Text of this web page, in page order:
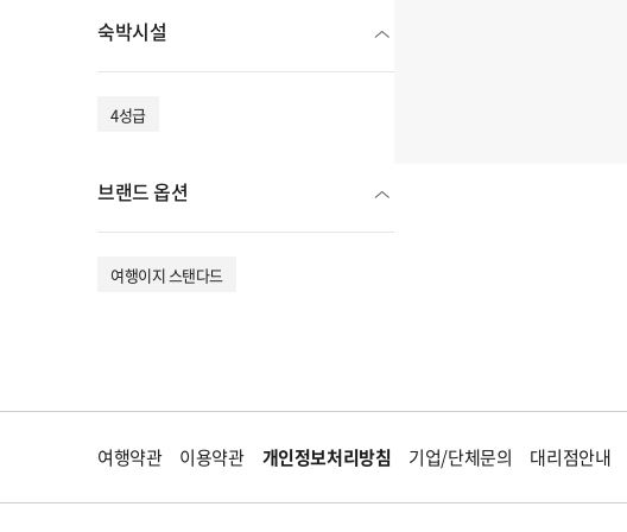
숙박시설
4성급
브랜드 옵션
여행이지 스탠다드
여행약관 이용약관 개인정보처리방침 기업/단체문의 대리점안내